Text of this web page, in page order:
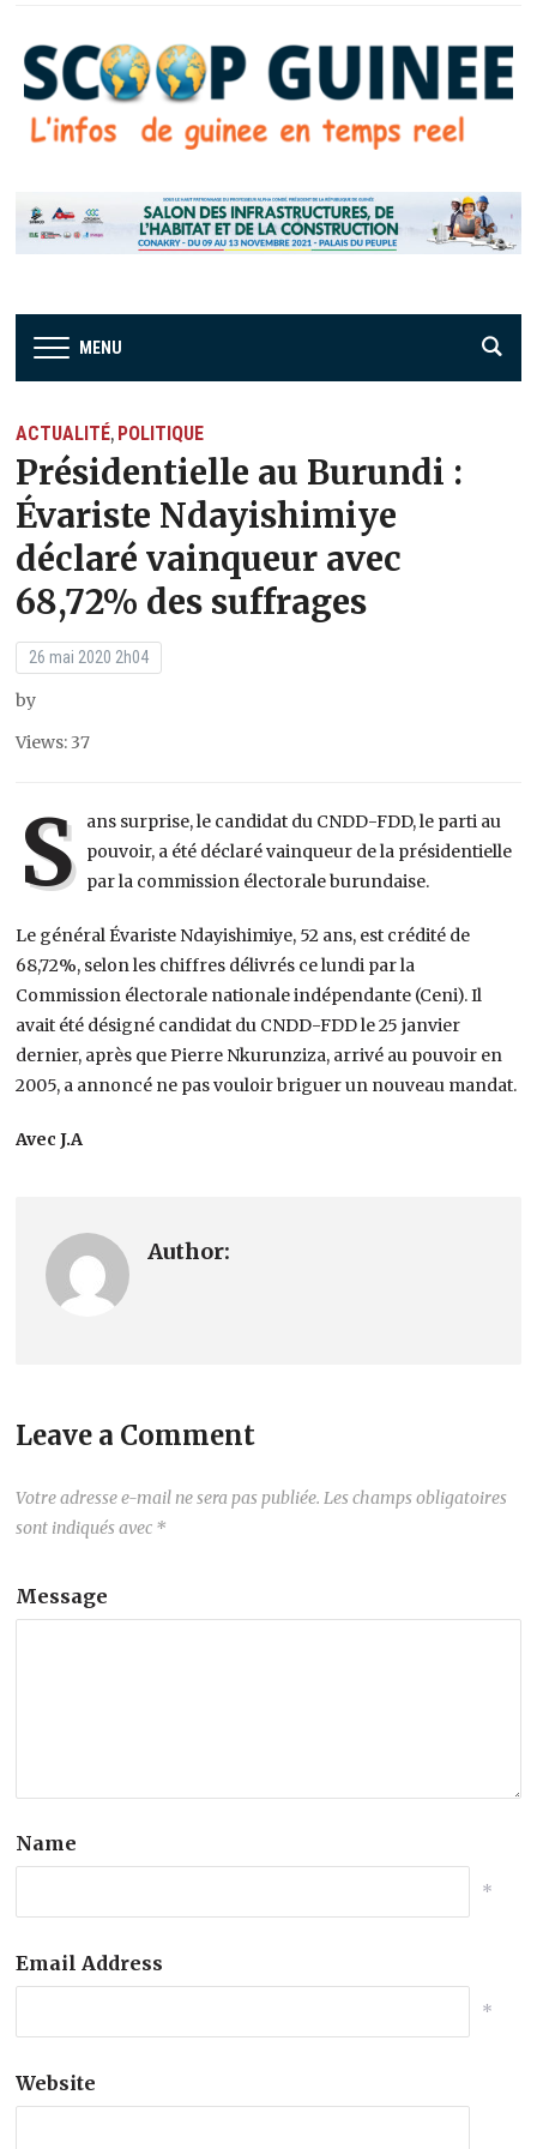
MENU
ACTUALITÉ, POLITIQUE
Présidentielle au Burundi :
Évariste Ndayishimiye
déclaré vainqueur avec
68,72% des suffrages
26 mai 2020 2h04
by
Views: 37
S ans surprise, le candidat du CNDD-FDD, le parti au
pouvoir, a été déclaré vainqueur de la présidentielle
par la commission électorale burundaise.
Le général Évariste Ndayishimiye, 52 ans, est crédité de
68,72%, selon les chiffres délivrés ce lundi par la
Commission électorale nationale indépendante (Ceni). Il
avait été désigné candidat du CNDD-FDD le 25 janvier
dernier, après que Pierre Nkurunziza, arrivé au pouvoir en
2005, a annoncé ne pas vouloir briguer un nouveau mandat.
Avec J.A
Author:
Leave a Comment
Votre adresse e-mail ne sera pas publiée. Les champs obligatoires
sont indiqués avec *
Message
Name
*
Email Address
*
Website